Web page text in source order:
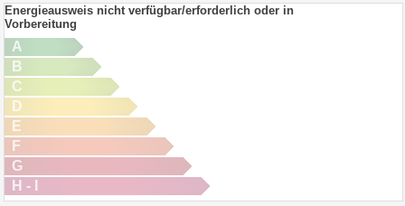
Energieausweis nicht verfügbar/erforderlich oder in
Vorbereitung
A
B
C
D
E
F
G
H - I